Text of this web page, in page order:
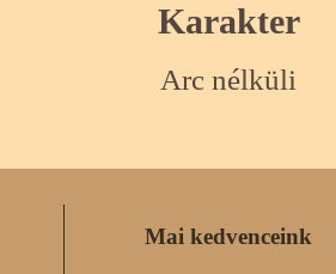
Karakter
Arc nélküli
Mai kedvenceink